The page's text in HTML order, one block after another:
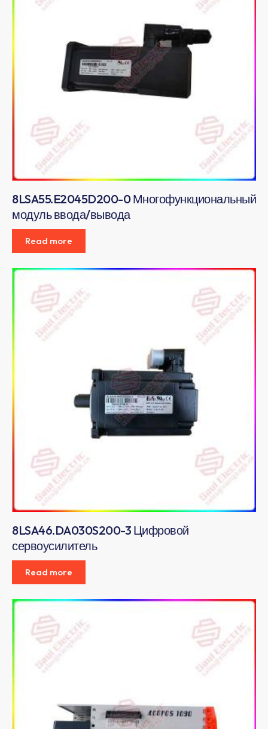
8LSA55.E2045D200-0 Многофункциональный
модуль ввода/вывода
Read more
8LSA46.DA030S200-3 Цифровой
сервоусилитель
Read more